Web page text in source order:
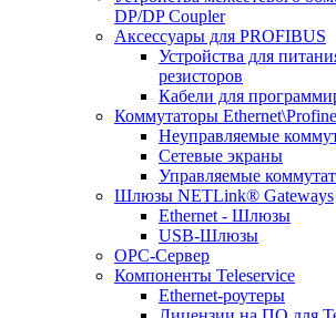
DP/DP Coupler
Аксессуары для PROFIBUS
Устройства для
резисторов
Кабели для
Коммутаторы
Неуправляемые
Сетевые экраны
Управляемые
Шлюзы NETLink® Gateways
Ethernet - Шлюзы
USB-Шлюзы
ОРС-Сервер
Компоненты Teleservice
Ethernet-роутеры